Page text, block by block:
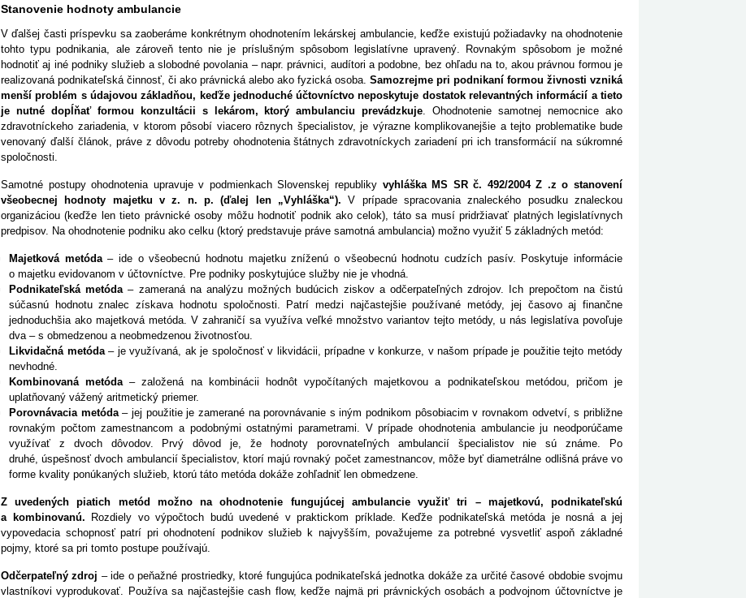
Stanovenie hodnoty ambulancie
V ďalšej časti príspevku sa zaoberáme konkrétnym ohodnotením lekárskej ambulancie, keďže existujú požiadavky na ohodnotenie
tohto typu podnikania, ale zároveň tento nie je príslušným spôsobom legislatívne upravený. Rovnakým spôsobom je možné
hodnotiť aj iné podniky služieb a slobodné povolania – napr. právnici, audítori a podobne, bez ohľadu na to, akou právnou formou je
realizovaná podnikateľská činnosť, či ako právnická alebo ako fyzická osoba. Samozrejme pri podnikaní formou živnosti vzniká
menší problém s údajovou základňou, keďže jednoduché účtovníctvo neposkytuje dostatok relevantných informácií a tieto
je nutné dopĺňať formou konzultácii s lekárom, ktorý ambulanciu prevádzkuje. Ohodnotenie samotnej nemocnice ako
zdravotníckeho zariadenia, v ktorom pôsobí viacero rôznych špecialistov, je výrazne komplikovanejšie a tejto problematike bude
venovaný ďalší článok, práve z dôvodu potreby ohodnotenia štátnych zdravotníckych zariadení pri ich transformácií na súkromné
spoločnosti.
Samotné postupy ohodnotenia upravuje v podmienkach Slovenskej republiky vyhláška MS SR č. 492/2004 Z .z o stanovení
všeobecnej hodnoty majetku v z. n. p. (ďalej len „Vyhláška“). V prípade spracovania znaleckého posudku znaleckou
organizáciou (keďže len tieto právnické osoby môžu hodnotiť podnik ako celok), táto sa musí pridržiavať platných legislatívnych
predpisov. Na ohodnotenie podniku ako celku (ktorý predstavuje práve samotná ambulancia) možno využiť 5 základných metód:
Majetková metóda– ide o všeobecnú hodnotu majetku zníženú o všeobecnú hodnotu cudzích pasív. Poskytuje informácie
o majetku evidovanom v účtovníctve. Pre podniky poskytujúce služby nie je vhodná.
Podnikateľská metóda– zameraná na analýzu možných budúcich ziskov a odčerpateľných zdrojov. Ich prepočtom na čistú
súčasnú hodnotu znalec získava hodnotu spoločnosti. Patrí medzi najčastejšie používané metódy, jej časovo aj finančne
jednoduchšia ako majetková metóda. V zahraničí sa využíva veľké množstvo variantov tejto metódy, u nás legislatíva povoľuje
dva – s obmedzenou a neobmedzenou životnosťou.
Likvidačná metóda– je využívaná, ak je spoločnosť v likvidácii, prípadne v konkurze, v našom prípade je použitie tejto metódy
nevhodné.
Kombinovaná metóda– založená na kombinácii hodnôt vypočítaných majetkovou a podnikateľskou metódou, pričom je
uplatňovaný vážený aritmetický priemer.
Porovnávacia metóda– jej použitie je zamerané na porovnávanie s iným podnikom pôsobiacim v rovnakom odvetví, s približne
rovnakým počtom zamestnancom a podobnými ostatnými parametrami. V prípade ohodnotenia ambulancie ju neodporúčame
využívať z dvoch dôvodov. Prvý dôvod je, že hodnoty porovnateľných ambulancií špecialistov nie sú známe. Po
druhé, úspešnosť dvoch ambulancií špecialistov, ktorí majú rovnaký počet zamestnancov, môže byť diametrálne odlišná práve vo
forme kvality ponúkaných služieb, ktorú táto metóda dokáže zohľadniť len obmedzene.
Z uvedených piatich metód možno na ohodnotenie fungujúcej ambulancie využiť tri – majetkovú, podnikateľskú
a kombinovanú. Rozdiely vo výpočtoch budú uvedené v praktickom príklade. Keďže podnikateľská metóda je nosná a jej
vypovedacia schopnosť patrí pri ohodnotení podnikov služieb k najvyšším, považujeme za potrebné vysvetliť aspoň základné
pojmy, ktoré sa pri tomto postupe používajú.
Odčerpateľný zdroj – ide o peňažné prostriedky, ktoré fungujúca podnikateľská jednotka dokáže za určité časové obdobie svojmu
vlastníkovi vyprodukovať. Používa sa najčastejšie cash flow, keďže najmä pri právnických osobách a podvojnom účtovníctve je